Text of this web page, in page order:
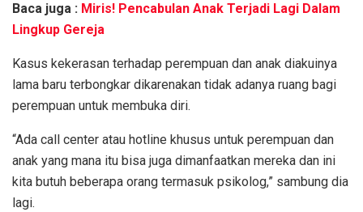
Baca juga : Miris! Pencabulan Anak Terjadi Lagi Dalam
Lingkup Gereja
Kasus kekerasan terhadap perempuan dan anak diakuinya
lama baru terbongkar dikarenakan tidak adanya ruang bagi
perempuan untuk membuka diri.
“Ada call center atau hotline khusus untuk perempuan dan
anak yang mana itu bisa juga dimanfaatkan mereka dan ini
kita butuh beberapa orang termasuk psikolog,” sambung dia
lagi.